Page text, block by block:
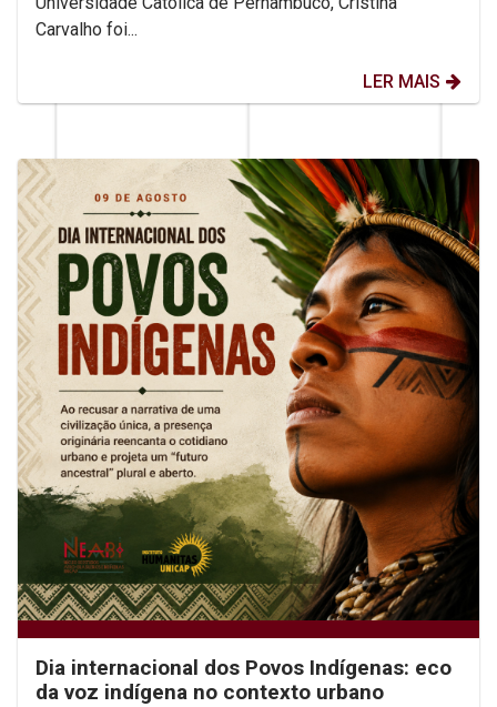
Carvalho foi...
LER MAIS
Dia internacional dos Povos Indígenas: eco
da voz indígena no contexto urbano